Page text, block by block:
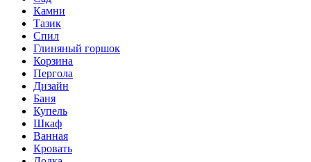
Камни
Тазик
Спил
Глиняный горшок
Корзина
Пергола
Дизайн
Баня
Купель
Шкаф
Ванная
Кровать